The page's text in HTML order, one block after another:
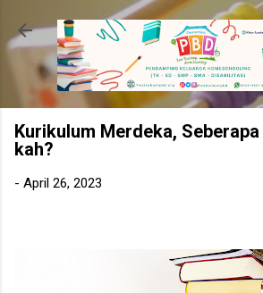
Langsung ke konten
Kurikulum Merdeka,
kah?
- April 26, 2023